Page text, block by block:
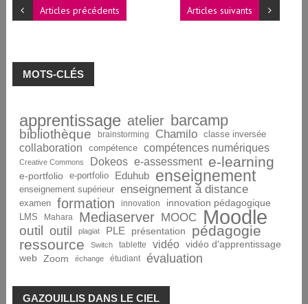
Articles précédents Articles suivants
MOTS-CLÉS
apprentissage atelier barcamp
bibliothèque brainstorming Chamilo classe inversée
collaboration compétence compétences numériques
Creative Commons Dokeos e-assessment e-learning
e-portfolio e-portfolio Eduhub enseignement
enseignement supérieur enseignement à distance
examen formation innovation innovation pédagogique
LMS Mahara Mediaserver MOOC Moodle
outil outil plagiat PLE présentation
pédagogie
ressource
Switch tablette vidéo
vidéo d'apprentissage
web
Zoom échange étudiant évaluation
GAZOUILLIS DANS LE CIEL